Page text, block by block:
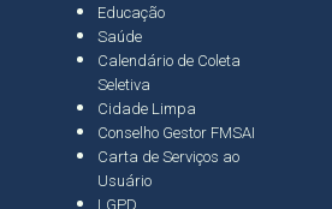
Educação
Saúde
Calendário de Coleta
Seletiva
Cidade Limpa
Conselho Gestor FMSAI
Carta de Serviços ao
Usuário
LGPD